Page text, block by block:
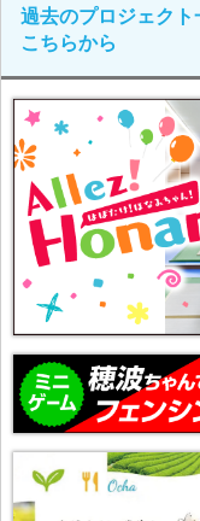
過去のプロジェクト
こちらから